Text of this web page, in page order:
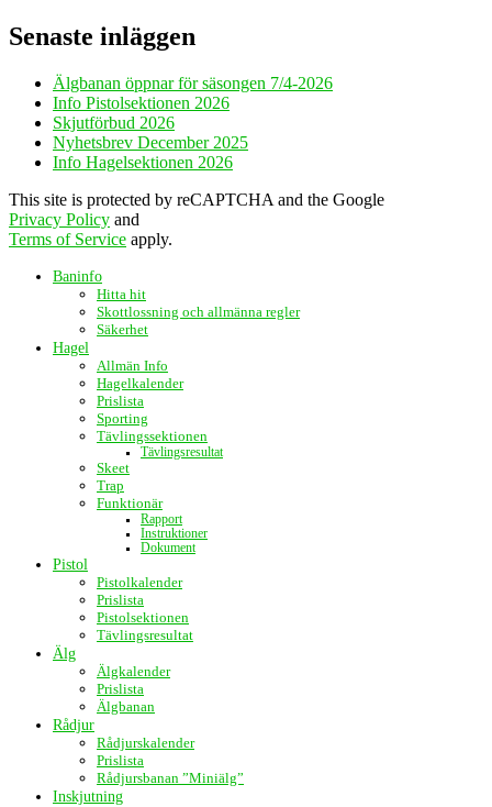
Senaste inläggen
Älgbanan öppnar för säsongen 7/4-2026
Info Pistolsektionen 2026
Skjutförbud 2026
Nyhetsbrev December 2025
Info Hagelsektionen 2026
This site is protected by reCAPTCHA and the Google
Privacy Policy and
Terms of Service apply.
Baninfo
Hitta hit
Skottlossning och allmänna regler
Säkerhet
Hagel
Allmän Info
Hagelkalender
Prislista
Sporting
Tävlingssektionen
Tävlingsresultat
Skeet
Trap
Funktionär
Rapport
Instruktioner
Dokument
Pistol
Pistolkalender
Prislista
Pistolsektionen
Tävlingsresultat
Älg
Älgkalender
Prislista
Älgbanan
Rådjur
Rådjurskalender
Prislista
Rådjursbanan ”Miniälg”
Inskjutning